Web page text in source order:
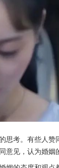
思考。有些人
意见，认为婚姻